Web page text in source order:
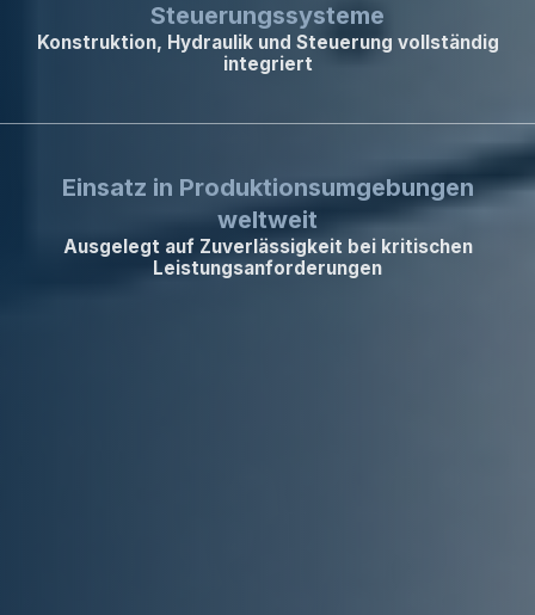
Steuerungssysteme
Konstruktion, Hydraulik und Steuerung vollständig
integriert
Einsatz in Produktionsumgebungen
weltweit
Ausgelegt auf Zuverlässigkeit bei kritischen
Leistungsanforderungen